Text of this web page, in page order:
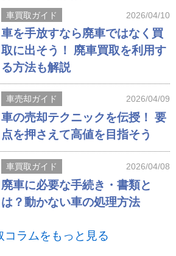
車買取ガイド 2026/04/10
車を手放すなら廃車ではなく買
取に出そう！ 廃車買取を利用す
る方法も解説
車売却ガイド 2026/04/09
車の売却テクニックを伝授！ 要
点を押さえて高値を目指そう
車買取ガイド 2026/04/08
廃車に必要な手続き・書類と
は？動かない車の処理方法
コラムをもっと見る